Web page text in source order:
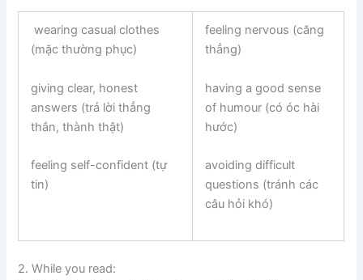
wearing casual clothes
(mặc thường phục)
giving clear, honest
answers (trả lời thẳng
thắn, thành thật)
feeling self-confident (tự
tin)
feeling nervous (căng
thẳng)
having a good sense
of humour (có óc hài
hước)
avoiding difficult
questions (tránh các
câu hỏi khó)
2. While you read: